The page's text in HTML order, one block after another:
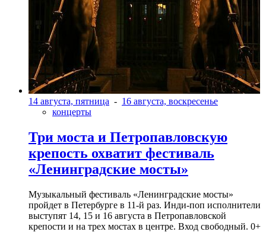
14 августа, пятница - 16 августа, воскресенье
концерты
Три моста и Петропавловскую
крепость охватит фестиваль
«Ленинградские мосты»
Музыкальный фестиваль «Ленинградские мосты»
пройдет в Петербурге в 11-й раз. Инди-поп исполнители
выступят 14, 15 и 16 августа в Петропавловской
крепости и на трех мостах в центре. Вход свободный. 0+